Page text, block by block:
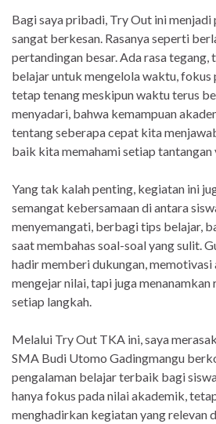
Bagi saya pribadi, Try Out ini menjadi
sangat berkesan. Rasanya seperti
pertandingan besar. Ada rasa tegang,
belajar untuk mengelola waktu, fokus
tetap tenang meskipun waktu terus
menyadari, bahwa kemampuan
tentang seberapa cepat kita
baik kita memahami setiap
Yang tak kalah penting, kegiatan ini
semangat kebersamaan di antara
menyemangati, berbagi tips belajar,
saat membahas soal-soal yang sulit.
hadir memberi dukungan,
mengejar nilai, tapi juga
setiap langkah.
Melalui Try Out TKA ini, saya
SMA Budi Utomo Gadingmangu
pengalaman belajar terbaik bagi
hanya fokus pada nilai akademik,
menghadirkan kegiatan yang relevan